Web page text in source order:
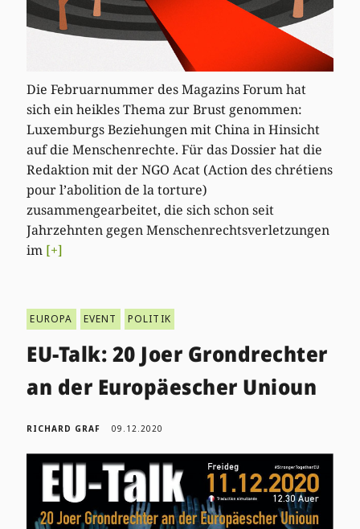
Die Februarnummer des Magazins Forum hat
sich ein heikles Thema zur Brust genommen:
Luxemburgs Beziehungen mit China in Hinsicht
auf die Menschenrechte. Für das Dossier hat die
Redaktion mit der NGO Acat (Action des chrétiens
pour l’abolition de la torture)
zusammengearbeitet, die sich schon seit
Jahrzehnten gegen Menschenrechtsverletzungen
im [+]
EUROPA EVENT POLITIK
EU-Talk: 20 Joer Grondrechter
an der Europäescher Unioun
RICHARD GRAF 09.12.2020